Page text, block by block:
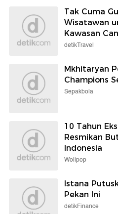
Tak Cuma
Wisatawan
Kawasan
detikTravel
Mkhitaryan
Champions
Sepakbola
10 Tahun
Resmikan
Indonesia
Wolipop
Istana
Pekan Ini
detikFinance